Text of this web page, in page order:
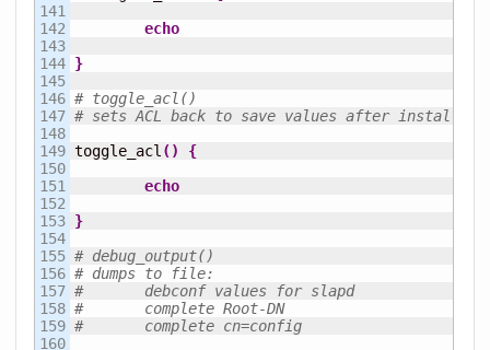
141
142
143
144
145
146
147
148
149
150
151
152
153
154
155
156
157
158
159
160
echo
}
# toggle_acl()
# sets ACL back to save values after install
toggle_acl ( )
{
echo
}
# debug_output()
# dumps to file:
#	debconf values for slapd
#	complete Root-DN
#	complete cn=config